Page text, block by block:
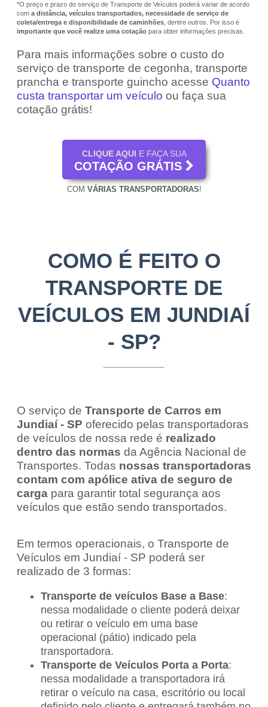
*O preço e prazo do serviço de Transporte de Veículos poderá variar de acordo
com a distância, veículos transportados, necessidade de serviço de
coleta/entrega e disponibilidade de caminhões , dentre outros. Por isso é
importante que você realize uma cotação para obter informações precisas.
Para mais informações sobre o custo do
serviço de transporte de cegonha, transporte
prancha e transporte guincho acesse Quanto
custa transportar um veículo ou faça sua
cotação grátis!
CLIQUE AQUI E FAÇA SUA
COTAÇÃO GRÁTIS
COM VÁRIAS TRANSPORTADORAS!
COMO É FEITO O
TRANSPORTE DE
VEÍCULOS EM JUNDIAÍ
- SP?
O serviço de Transporte de Carros em
Jundiaí - SP oferecido pelas transportadoras
de veículos de nossa rede é realizado
dentro das normas da Agência Nacional de
Transportes. Todas nossas transportadoras
contam com apólice ativa de seguro de
carga para garantir total segurança aos
veículos que estão sendo transportados.
Em termos operacionais, o Transporte de
Veículos em Jundiaí - SP poderá ser
realizado de 3 formas:
Transporte de veículos Base a Base:
nessa modalidade o cliente poderá deixar
ou retirar o veículo em uma base
operacional (pátio) indicado pela
transportadora.
Transporte de Veículos Porta a Porta:
nessa modalidade a transportadora irá
retirar o veículo na casa, escritório ou local